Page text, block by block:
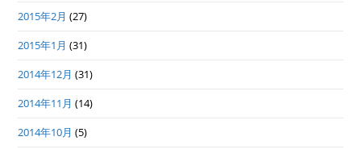
2015年2月 (27)
2015年1月 (31)
2014年12月 (31)
2014年11月 (14)
2014年10月 (5)